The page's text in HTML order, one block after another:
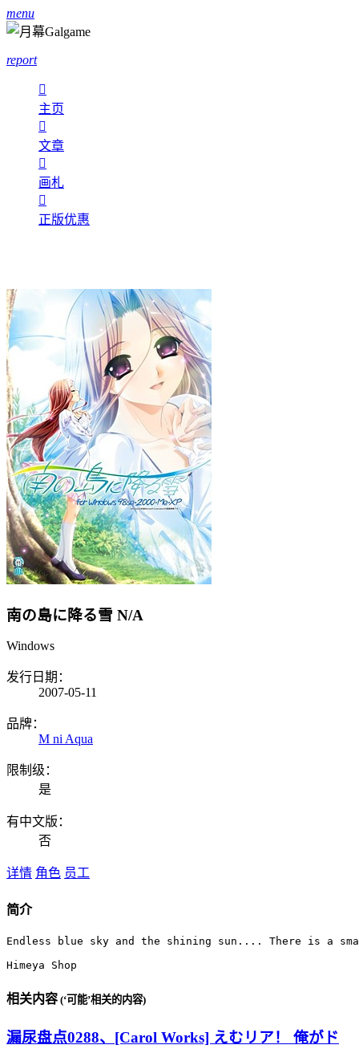
menu
report

主页

文章

画札

正版优惠
南の島に降る雪 N/A
Windows
发行日期：
2007-05-11
品牌：
M ni Aqua
限制级：
是
有中文版：
否
详情 角色 员工
简介
Endless blue sky and the shining sun.... There is a
Himeya Shop
相关内容 (‘可能’相关的内容)
漏尿盘点0288、[Carol Works] えむリア！ 俺がド